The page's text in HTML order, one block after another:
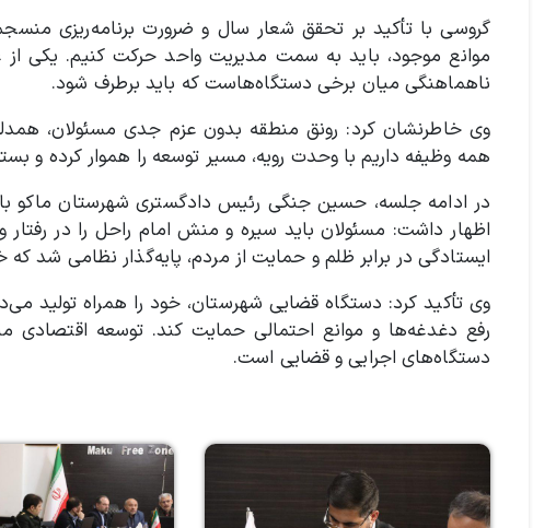
گروسی با تأکید بر تحقق شعار سال و ضرورت برنامه‌ریزی
موانع موجود، باید به سمت مدیریت واحد حرکت کنیم. یکی از
ناهماهنگی میان برخی دستگاه‌هاست که باید برطرف شود.
وی خاطرنشان کرد: رونق منطقه بدون عزم جدی مسئولان،
همه وظیفه داریم با وحدت رویه، مسیر توسعه را هموار کرده و
در ادامه جلسه، حسین جنگی رئیس دادگستری شهرستان ماکو
اظهار داشت: مسئولان باید سیره و منش امام راحل را در رفتار
ایستادگی در برابر ظلم و حمایت از مردم، پایه‌گذار نظامی
وی تأکید کرد: دستگاه قضایی شهرستان، خود را همراه تولید
رفع دغدغه‌ها و موانع احتمالی حمایت کند. توسعه اقتصادی
دستگاه‌های اجرایی و قضایی است.